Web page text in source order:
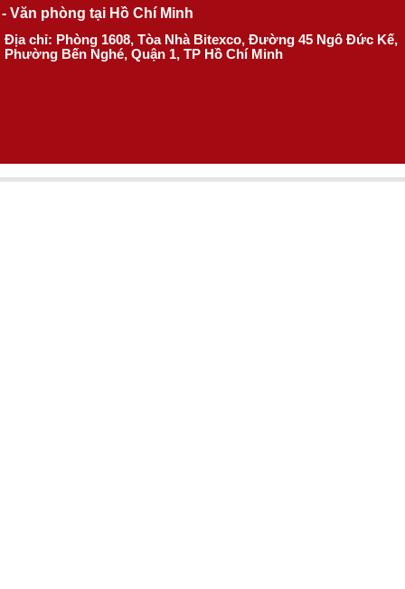
- Văn phòng tại Hồ Chí Minh
Địa chỉ: Phòng 1608, Tòa Nhà Bitexco, Đường 45 Ngô Đức Kế,
Phường Bến Nghé, Quận 1, TP Hồ Chí Minh